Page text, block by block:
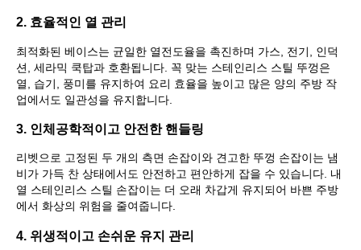
2. 효율적인 열 관리
최적화된 베이스는 균일한 열전도율을 촉진하며 가스, 전기, 인덕
션, 세라믹 쿡탑과 호환됩니다. 꼭 맞는 스테인리스 스틸 뚜껑은
열, 습기, 풍미를 유지하여 요리 효율을 높이고 많은 양의 주방 작
업에서도 일관성을 유지합니다.
3. 인체공학적이고 안전한 핸들링
리벳으로 고정된 두 개의 측면 손잡이와 견고한 뚜껑 손잡이는 냄
비가 가득 찬 상태에서도 안전하고 편안하게 잡을 수 있습니다. 내
열 스테인리스 스틸 손잡이는 더 오래 차갑게 유지되어 바쁜 주방
에서 화상의 위험을 줄여줍니다.
4. 위생적이고 손쉬운 유지 관리